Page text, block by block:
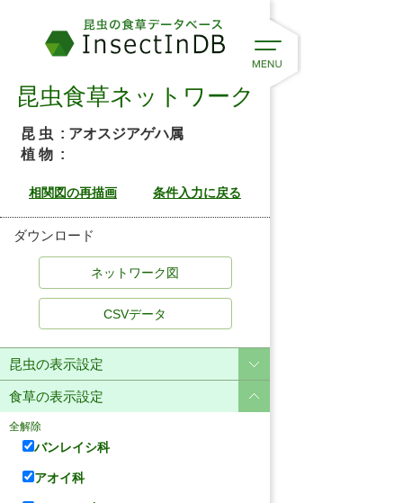
昆虫食草ネットワーク
昆 虫 : アオスジアゲハ属
植 物 :
ダウンロード
CSVデータ
昆虫の表示設定
食草の表示設定
全解除
バンレイシ科
アオイ科